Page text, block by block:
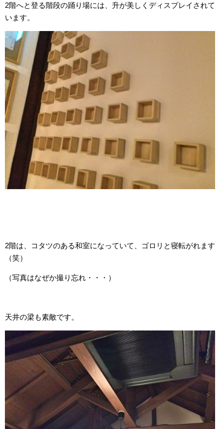
2階へと登る階段の踊り場には、升が美しくディスプレイされて
います。
2階は、コタツのある和室になっていて、ゴロリと寝転がれます
（笑）
（写真はなぜか撮り忘れ・・・）
天井の梁も素敵です。